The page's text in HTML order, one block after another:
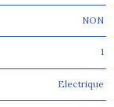
NON
1
Electrique